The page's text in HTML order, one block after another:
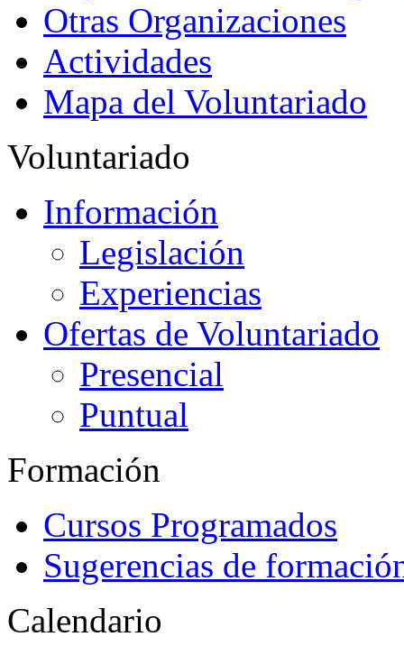
Otras Organizaciones
Actividades
Mapa del Voluntariado
Voluntariado
Información
Legislación
Experiencias
Ofertas de Voluntariado
Presencial
Puntual
Formación
Cursos Programados
Sugerencias de
Calendario